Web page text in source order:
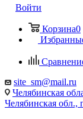
Войти
Корзина0
site_sm@mail.ru
Челябинская
Челябинская обл.,